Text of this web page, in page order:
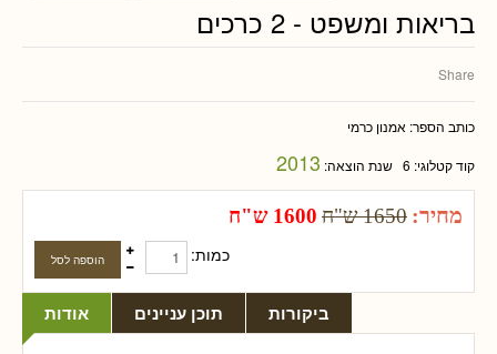
בריאות ומשפט - 2 כרכים
Share
כותב הספר: אמנון כרמי
קוד קטלוגי: 6 שנת הוצאה: 2013
מחיר: 1650 ש"ח 1600 ש"ח
כמות:
אודות תוכן עניינים ביקורות